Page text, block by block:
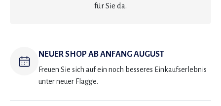
für Sie da.
NEUER SHOP AB ANFANG AUGUST
Freuen Sie sich auf ein noch besseres Einkaufserlebnis
unter neuer Flagge.